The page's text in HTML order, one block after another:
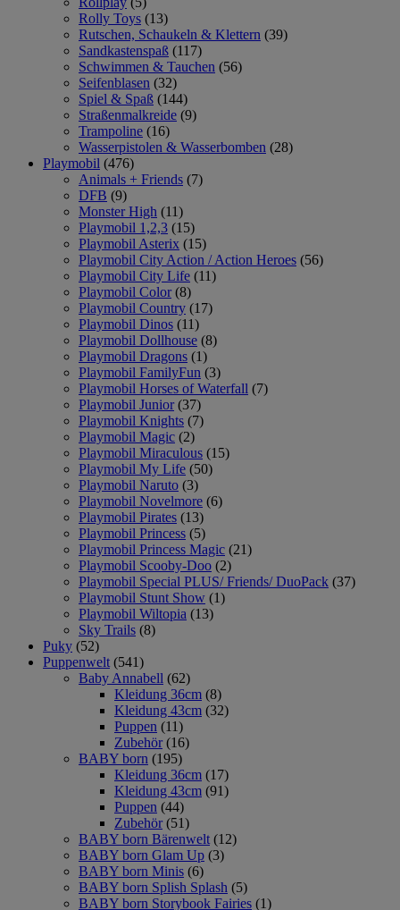
Rolly Toys (13)
Rutschen, Schaukeln & Klettern (39)
Sandkastenspaß (117)
Schwimmen & Tauchen (56)
Seifenblasen (32)
Spiel & Spaß (144)
Straßenmalkreide (9)
Trampoline (16)
Wasserpistolen & Wasserbomben (28)
Playmobil (476)
Animals + Friends (7)
DFB (9)
Monster High (11)
Playmobil 1,2,3 (15)
Playmobil Asterix (15)
Playmobil City Action / Action Heroes (56)
Playmobil City Life (11)
Playmobil Color (8)
Playmobil Country (17)
Playmobil Dinos (11)
Playmobil Dollhouse (8)
Playmobil Dragons (1)
Playmobil FamilyFun (3)
Playmobil Horses of Waterfall (7)
Playmobil Junior (37)
Playmobil Knights (7)
Playmobil Magic (2)
Playmobil Miraculous (15)
Playmobil My Life (50)
Playmobil Naruto (3)
Playmobil Novelmore (6)
Playmobil Pirates (13)
Playmobil Princess (5)
Playmobil Princess Magic (21)
Playmobil Scooby-Doo (2)
Playmobil Special PLUS/ Friends/ DuoPack (37)
Playmobil Stunt Show (1)
Playmobil Wiltopia (13)
Sky Trails (8)
Puky (52)
Puppenwelt (541)
Baby Annabell (62)
Kleidung 36cm (8)
Kleidung 43cm (32)
Puppen (11)
Zubehör (16)
BABY born (195)
Kleidung 36cm (17)
Kleidung 43cm (91)
Puppen (44)
Zubehör (51)
BABY born Bärenwelt (12)
BABY born Glam Up (3)
BABY born Minis (6)
BABY born Splish Splash (5)
BABY born Storybook Fairies (1)